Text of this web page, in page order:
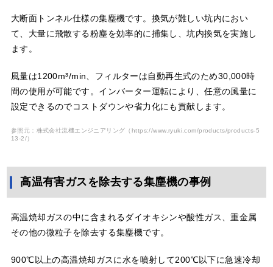
大断面トンネル仕様の集塵機です。換気が難しい坑内におい
て、大量に飛散する粉塵を効率的に捕集し、坑内換気を実施し
ます。
風量は1200m³/min、フィルターは自動再生式のため30,000時
間の使用が可能です。インバーター運転により、任意の風量に
設定できるのでコストダウンや省力化にも貢献します。
参照元：株式会社流機エンジニアリング（ https://www.ryuki.com/products/products-5
13-2/）
高温有害ガスを除去する集塵機の事例
高温焼却ガスの中に含まれるダイオキシンや酸性ガス、重金属
その他の微粒子を除去する集塵機です。
900℃以上の高温焼却ガスに水を噴射して200℃以下に急速冷却